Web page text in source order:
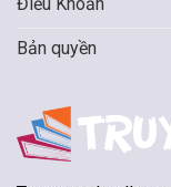
Bản quyền